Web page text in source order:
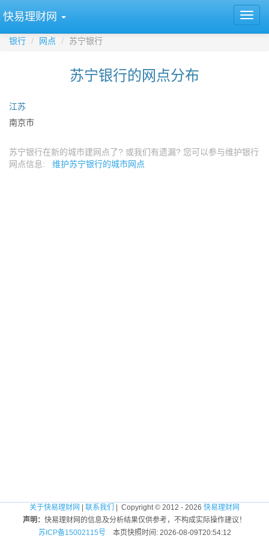
快易理财网
银行 网点 苏宁银行
苏宁银行的网点分布
江苏
南京市
苏宁银行在新的城市建网点了? 或我们有遗漏? 您可以参与维护银行
网点信息: 维护苏宁银行的城市网点
关于快易理财网 联系我们 | Copyright © 2012 - 2026 快易理财网
声明： 快易理财网的信息及分析结果仅供参考，不构成实际操作建议！
苏ICP备15002115号本页快照时间: 2026-08-09T20:54:12